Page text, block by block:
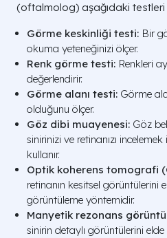
(oftalmolog) aşağıdaki
Görme keskinliği testi: Bir
okuma yeteneğinizi ölçer.
Renk görme testi: Renkleri
değerlendirir.
Görme alanı testi: Görme
olduğunu ölçer.
Göz dibi muayenesi: Göz
sinirinizi ve retinanızı
kullanır.
Optik koherens tomografi
retinanın kesitsel görüntülerini
görüntüleme yöntemidir.
Manyetik rezonans
sinirin detaylı görüntülerini